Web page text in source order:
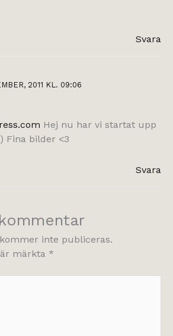
Svara
2011 KL. 09:06
Hej nu har vi startat upp
Fina bilder <3
Svara
inte publiceras.
märkta *